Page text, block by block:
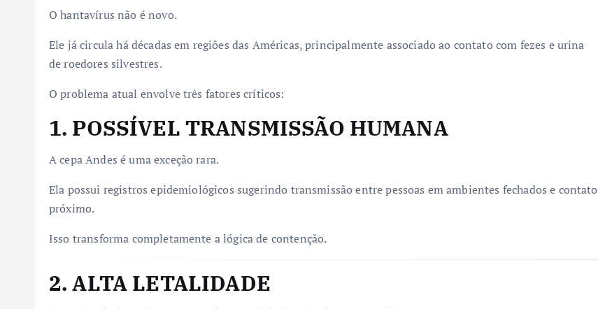
O hantavírus não é novo.
Ele já circula há décadas em regiões das Américas, principalmente associado ao contato com fezes e urina
de roedores silvestres.
O problema atual envolve três fatores críticos:
1. POSSÍVEL TRANSMISSÃO HUMANA
A cepa Andes é uma exceção rara.
Ela possui registros epidemiológicos sugerindo transmissão entre pessoas em ambientes fechados e contato
próximo.
Isso transforma completamente a lógica de contenção.
2. ALTA LETALIDADE